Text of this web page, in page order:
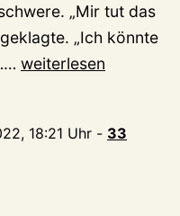
„Mir tut das
„Ich könnte
Pflegetochter
2
weiterlesen
18:21 Uhr - 33